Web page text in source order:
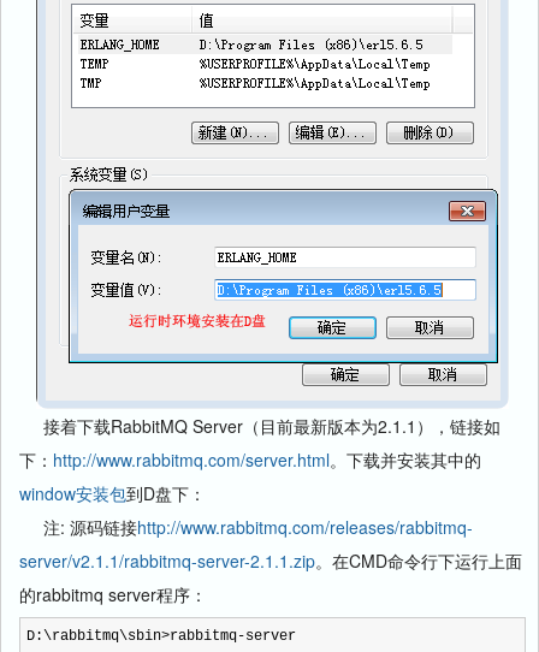
接着下载RabbitMQ Server（目前最新版本为2.1.1），链接如
下： http://www.rabbitmq.com/server.html。下载并安装其中的
window安装包到D盘下：
注: 源码链接http://www.rabbitmq.com/releases/rabbitmq-
server/v2.1.1/rabbitmq-server-2.1.1.zip。在CMD命令行下运行上面
的rabbitmq server程序：
D:\rabbitmq\sbin>rabbitmq-server